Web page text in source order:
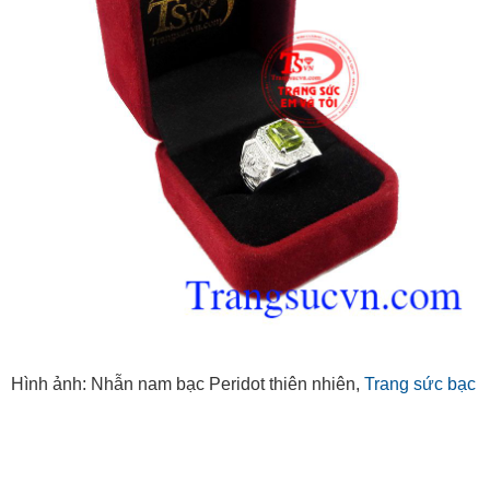
Hình ảnh: Nhẫn nam bạc Peridot thiên nhiên, Trang sức bạc